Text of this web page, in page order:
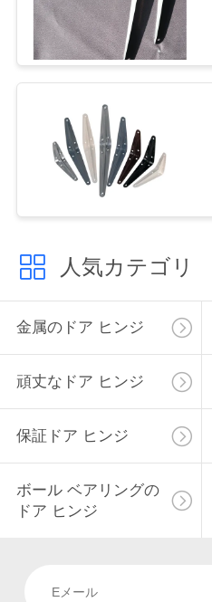
私
絡
し
さ
い
ニ
ュ
ー
人気カテゴリ
金属のドア ヒンジ
頑丈なドア ヒンジ
保証ドア ヒンジ
ボール ベアリングの
ドア ヒンジ